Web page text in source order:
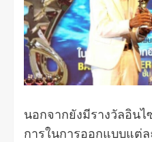
นอกจากยังมีรางวัลอิน
การในการออกแบบแต่